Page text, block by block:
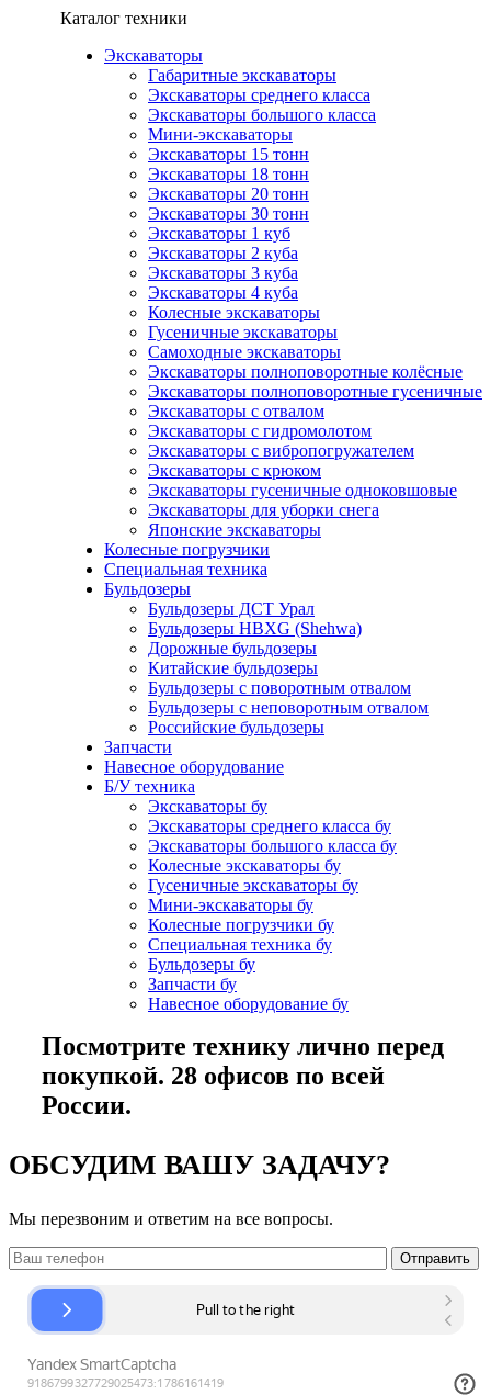
Каталог техники
Экскаваторы
Габаритные экскаваторы
Экскаваторы среднего класса
Экскаваторы большого класса
Мини-экскаваторы
Экскаваторы 15 тонн
Экскаваторы 18 тонн
Экскаваторы 20 тонн
Экскаваторы 30 тонн
Экскаваторы 1 куб
Экскаваторы 2 куба
Экскаваторы 3 куба
Экскаваторы 4 куба
Колесные экскаваторы
Гусеничные экскаваторы
Самоходные экскаваторы
Экскаваторы полноповоротные колёсные
Экскаваторы полноповоротные гусеничные
Экскаваторы с отвалом
Экскаваторы с гидромолотом
Экскаваторы с вибропогружателем
Экскаваторы с крюком
Экскаваторы гусеничные одноковшовые
Экскаваторы для уборки снега
Японские экскаваторы
Колесные погрузчики
Специальная техника
Бульдозеры
Бульдозеры ДСТ Урал
Бульдозеры HBXG (Shehwa)
Дорожные бульдозеры
Китайские бульдозеры
Бульдозеры с поворотным отвалом
Бульдозеры с неповоротным отвалом
Российские бульдозеры
Запчасти
Навесное оборудование
Б/У техника
Экскаваторы бу
Экскаваторы среднего класса бу
Экскаваторы большого класса бу
Колесные экскаваторы бу
Гусеничные экскаваторы бу
Мини-экскаваторы бу
Колесные погрузчики бу
Специальная техника бу
Бульдозеры бу
Запчасти бу
Навесное оборудование бу
Посмотрите технику лично перед
покупкой. 28 офисов по всей
России.
ОБСУДИМ ВАШУ ЗАДАЧУ?
Мы перезвоним и ответим на все вопросы.